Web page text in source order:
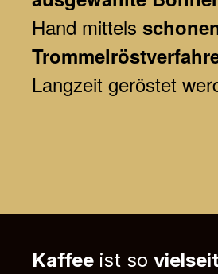
Hand mittels
Langzeit geröstet
Kaffee ist so